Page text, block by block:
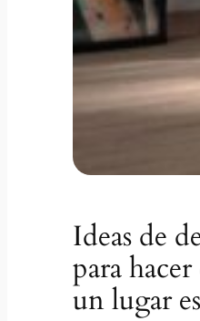
Ideas de
para
un lugar